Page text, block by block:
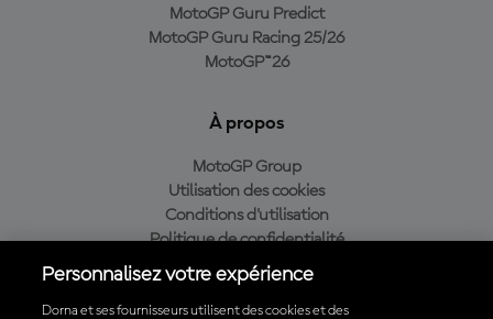
MotoGP Guru Predict
MotoGP Guru Racing 25/26
MotoGP™26
À propos
MotoGP Group
Utilisation des cookies
Conditions d'utilisation
Politique de confidentialité
Politique d’achat
Personnalisez votre expérience
Dorna et ses fournisseurs utilisent des cookies et des